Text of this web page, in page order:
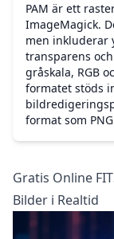
PAM är ett
ImageMagick.
men inkluderar
transparens
gråskala, RGB
formatet stöds
format som PNG
Gratis Online
Bilder i Realtid